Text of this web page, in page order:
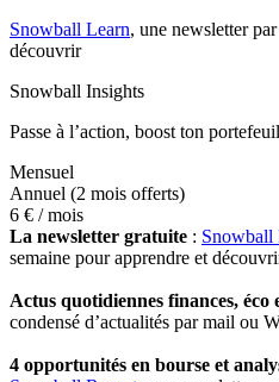
Snowball Learn, une newsletter
découvrir
Snowball Insights
Passe à l’action, boost ton
Mensuel
Annuel (2 mois offerts)
6 € / mois
La newsletter gratuite : Snowball
semaine pour apprendre et
Actus quotidiennes finances, éco
condensé d’actualités par mail ou
4 opportunités en bourse et